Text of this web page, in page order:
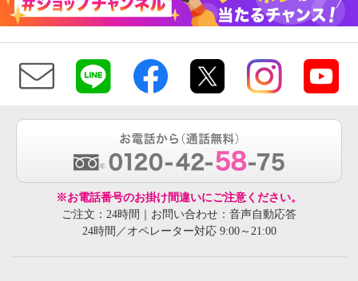
※お電話番号のお掛け間違いにご注意ください。
ご注文：24時間｜お問い合わせ：音声自動応答
24時間／オペレーター対応 9:00～21:00